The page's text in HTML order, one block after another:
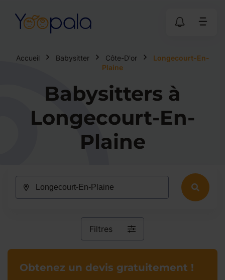
Accueil Babysitter Côte-D'or
Longecourt-En-
Plaine
Babysitters à
Longecourt-En-
Plaine
Filtres
Obtenez un devis gratuitement !